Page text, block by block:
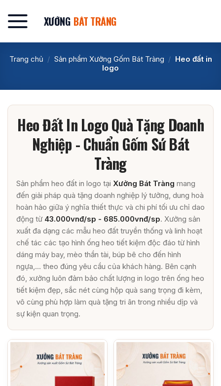
qua
nội
dung
XƯỞNG BÁT TRÀNG
Trang chủ / Sản phẩm Xưởng Gốm Bát Tràng / Heo đất in
logo
Heo Đất In Logo Quà Tặng Doanh
Nghiệp - Chuẩn Gốm Sứ Bát
Tràng
Sản phẩm heo đất in logo tại Xưởng Bát Tràng mang
đến giải pháp quà tặng doanh nghiệp lý tưởng, dung hoà
hoàn hảo giữa ý nghĩa thiết thực và chi phí tối ưu chỉ dao
động từ 43.000vnđ/sp - 685.000vnđ/sp. Xưởng sản
xuất đa dạng các mẫu heo đất truyền thống và linh hoạt
chế tác các tạo hình ống heo tiết kiệm độc đáo từ hình
dáng máy bay, mèo thần tài, búp bê cho đến hình
ngựa,... theo đúng yêu cầu của khách hàng. Bên cạnh
đó, xưởng luôn đảm bảo chất lượng in logo trên ống heo
tiết kiệm đẹp, sắc nét cùng hộp quà sang trọng đi kèm,
vô cùng phù hợp làm quà tặng tri ân trong nhiều dịp và
sự kiện quan trọng.